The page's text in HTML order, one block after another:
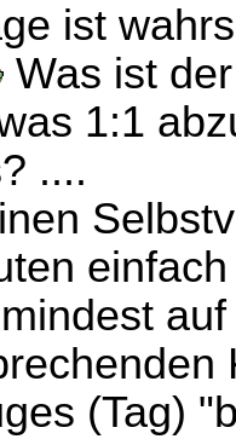
ist
Was ist
1:1
....
(Tag)